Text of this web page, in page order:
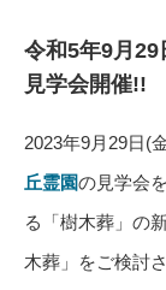
令和5年9月29
見学会開催!!
2023年9月29日(
丘霊園の見学会
る「樹木葬」の
木葬」をご検討